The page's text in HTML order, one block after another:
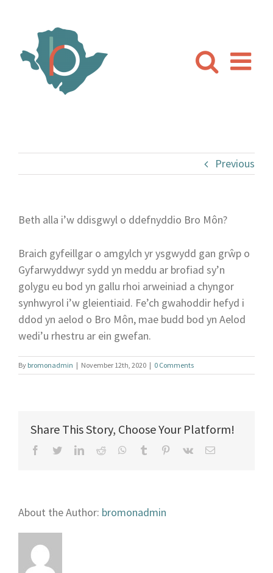
Previous
Beth alla i’w ddisgwyl o ddefnyddio Bro Môn?
Braich gyfeillgar o amgylch yr ysgwydd gan grŵp o
Gyfarwyddwyr sydd yn meddu ar brofiad sy’n
golygu eu bod yn gallu rhoi arweiniad a chyngor
synhwyrol i’w gleientiaid. Fe’ch gwahoddir hefyd i
ddod yn aelod o Bro Môn, mae budd bod yn Aelod
wedi’u rhestru ar ein gwefan.
By bromonadmin | November 12th, 2020 | 0 Comments
Share This Story, Choose Your Platform!
facebooktwitterlinkedinreddit whatsapp
tumblr pinterest
vk Email
About the Author: bromonadmin